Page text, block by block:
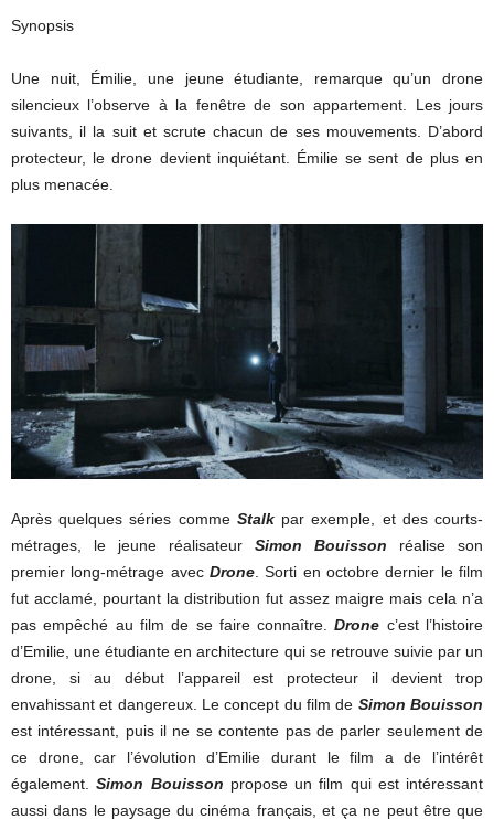
Synopsis
Une nuit, Émilie, une jeune étudiante, remarque qu’un drone
silencieux l’observe à la fenêtre de son appartement. Les jours
suivants, il la suit et scrute chacun de ses mouvements. D’abord
protecteur, le drone devient inquiétant. Émilie se sent de plus en
plus menacée.
Après quelques séries comme Stalkpar exemple, et des courts-
métrages, le jeune réalisateur Simon Bouisson réalise son
premier long-métrage avec Drone . Sorti en octobre dernier le film
fut acclamé, pourtant la distribution fut assez maigre mais cela n’a
pas empêché au film de se faire connaître.Drone c’est l’histoire
d’Emilie, une étudiante en architecture qui se retrouve suivie par un
drone, si au début l’appareil est protecteur il devient trop
envahissant et dangereux. Le concept du film de Simon Bouisson
est intéressant, puis il ne se contente pas de parler seulement de
ce drone, car l’évolution d’Emilie durant le film a de l’intérêt
également.Simon Bouisson propose un film qui est intéressant
aussi dans le paysage du cinéma français, et ça ne peut être que